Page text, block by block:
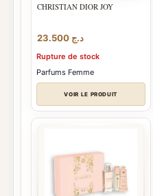
CHRISTIAN DIOR JOY
د.ج
Rupture de stock
Parfums Femme
VOIR LE PRODUIT